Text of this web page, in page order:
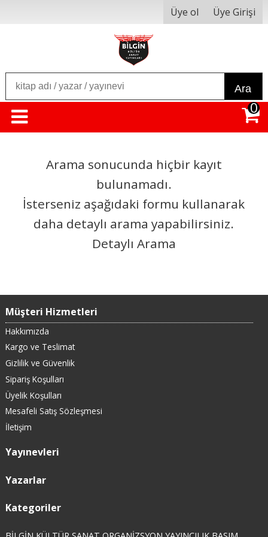
Üye ol Üye Girişi
Ara
0
Arama sonucunda hiçbir kayıt
bulunamadı.
İsterseniz aşağıdaki formu kullanarak
daha detaylı arama yapabilirsiniz.
Detaylı Arama
Müşteri Hizmetleri
Hakkımızda
Kargo ve Teslimat
Gizlilik ve Güvenlik
Sipariş Koşulları
Üyelik Koşulları
Mesafeli Satış Sözleşmesi
İletişim
Yayınevleri
Yazarlar
Kategoriler